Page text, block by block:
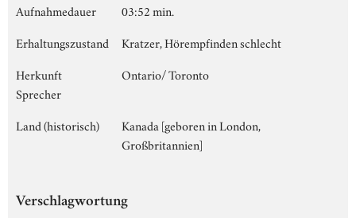
Aufnahmedauer
03:52 min.
Erhaltungszustand
Kratzer, Hörempfinden schlecht
Herkunft
Sprecher
Ontario/ Toronto
Land (historisch)
Kanada [geboren in London,
Großbritannien]
Verschlagwortung